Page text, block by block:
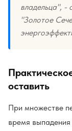
владельца", -
"Золотое
оставить
При множестве
время выпадения